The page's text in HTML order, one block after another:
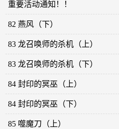
重要活动通知！！
82 燕风（下）
83 龙召唤师的杀机（上）
83 龙召唤师的杀机（下）
84 封印的冥巫（上）
84 封印的冥巫（下）
85 噬魔刀（上）